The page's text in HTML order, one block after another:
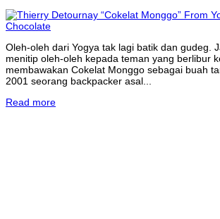
Oleh-oleh dari Yogya tak lagi batik dan gudeg.
menitip oleh-oleh kepada teman yang berlibur
membawakan Cokelat Monggo sebagai buah
2001 seorang backpacker asal...
Read more